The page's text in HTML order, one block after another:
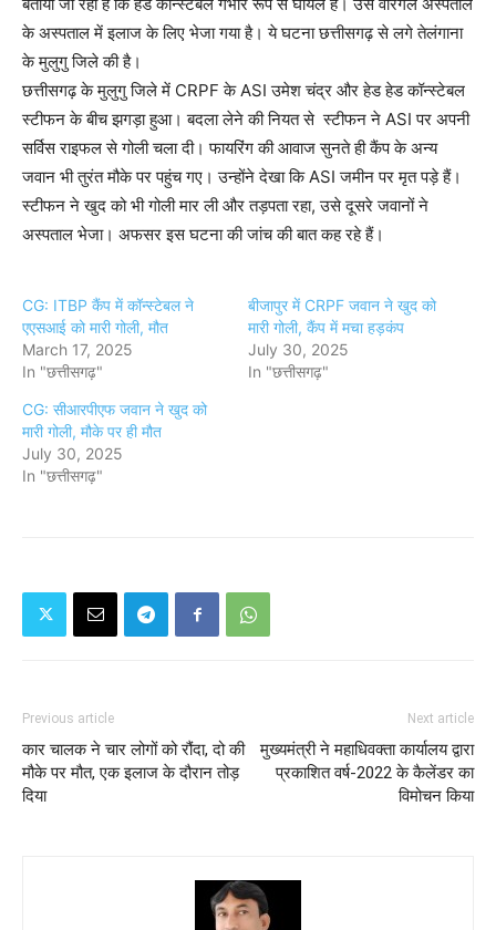
के अस्पताल में इलाज के लिए भेजा गया है। ये घटना छत्तीसगढ़ से लगे तेलंगाना
के मुलुगु जिले की है।
छत्तीसगढ़ के मुलुगु जिले में CRPF के ASI उमेश चंद्र और हेड हेड कॉन्स्टेबल
स्टीफन के बीच झगड़ा हुआ। बदला लेने की नियत से स्टीफन ने ASI पर अपनी
सर्विस राइफल से गोली चला दी। फायरिंग की आवाज सुनते ही कैंप के अन्य
जवान भी तुरंत मौके पर पहुंच गए। उन्होंने देखा कि ASI जमीन पर मृत पड़े हैं।
स्टीफन ने खुद को भी गोली मार ली और तड़पता रहा, उसे दूसरे जवानों ने
अस्पताल भेजा। अफसर इस घटना की जांच की बात कह रहे हैं।
CG: ITBP कैंप में कॉन्स्टेबल ने
एएसआई को मारी गोली, मौत
March 17, 2025
In "छत्तीसगढ़"
बीजापुर में CRPF जवान ने खुद को
मारी गोली, कैंप में मचा हड़कंप
July 30, 2025
In "छत्तीसगढ़"
CG: सीआरपीएफ जवान ने खुद को
मारी गोली, मौके पर ही मौत
July 30, 2025
In "छत्तीसगढ़"
Previous article
कार चालक ने चार लोगों को रौंदा, दो की
मौके पर मौत, एक इलाज के दौरान तोड़
दिया
Next article
मुख्यमंत्री ने महाधिवक्ता कार्यालय द्वारा
प्रकाशित वर्ष-2022 के कैलेंडर का
विमोचन किया